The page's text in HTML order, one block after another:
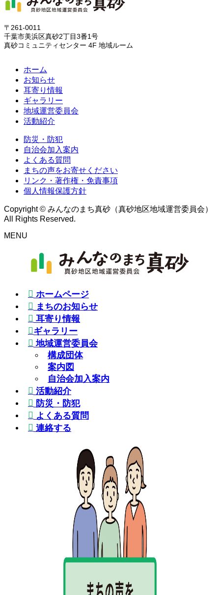
〒261-0011
千葉市美浜区真砂2丁目3番1号
真砂コミュニティセンター 4F 地域ルーム
ホーム
お知らせ
耳寄り情報
ギャラリー
地域運営委員会
活動紹介
防災・防犯
自治会加入案内
よくある質問
まちの声をお寄せください
リンク・著作権・免責事項
個人情報保護方針
Copyright © みんなのまち真砂（真砂地区地域運営委員会）
All Rights Reserved.
MENU
ホームページ
まちのお知らせ
耳寄り情報
ギャラリー
地域運営委員会
構成団体
案内図
自治会加入案内
活動紹介
防災・防犯
よくある質問
連絡する